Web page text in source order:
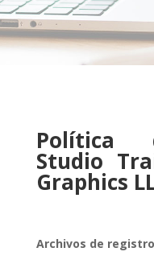
Política
Studio
Graphics
Archivos de